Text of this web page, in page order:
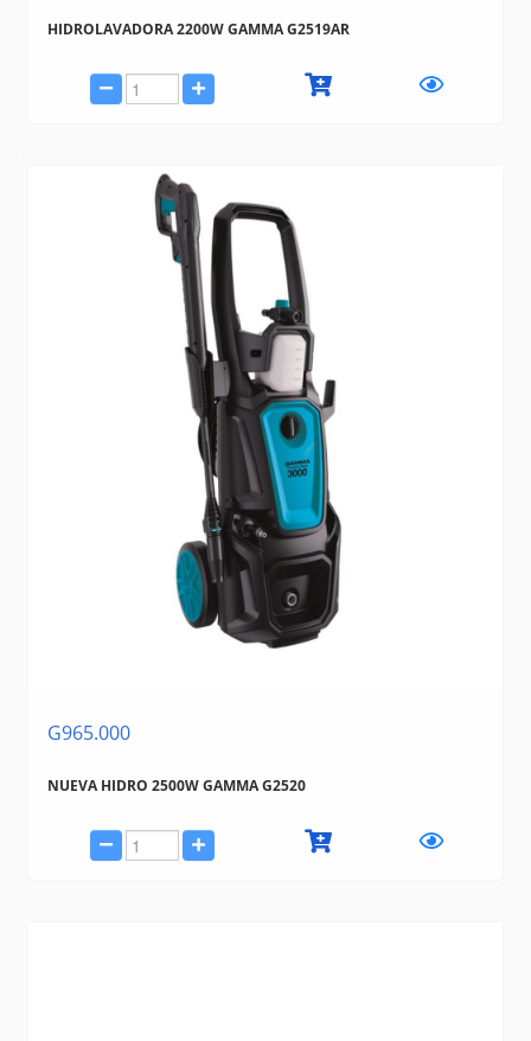
HIDROLAVADORA 2200W GAMMA G2519AR
G965.000
NUEVA HIDRO 2500W GAMMA G2520